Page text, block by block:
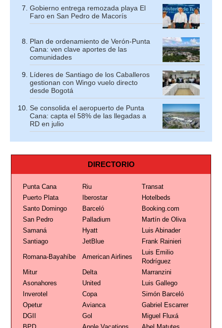
Gobierno entrega remozada playa El
Faro en San Pedro de Macorís
Plan de ordenamiento de Verón-Punta
Cana: ven clave aportes de las
comunidades
Líderes de Santiago de los Caballeros
gestionan con Wingo vuelo directo
desde Bogotá
Se consolida el aeropuerto de Punta
Cana: capta el 58% de las llegadas a
RD en julio
DIRECTORIO
Punta Cana Riu
Transat
Puerto Plata
Iberostar
Hotelbeds
Santo Domingo
Barceló
Booking.com
San Pedro
Palladium
Martín de Oliva
Samaná
Hyatt
Luis Abinader
Santiago
JetBlue Frank Rainieri
Romana-Bayahíbe American Airlines
Luis Emilio
Rodríguez
Mitur
Delta
Marranzini
Asonahores
United
Luis Gallego
Inverotel
Copa
Simón Barceló
Opetur
Avianca
Gabriel Escarrer
DGII
Gol
Miguel Fluxá